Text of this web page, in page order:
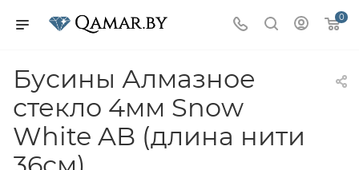
0
Бусины Алмазное
стекло 4мм Snow
White AB (длина нити